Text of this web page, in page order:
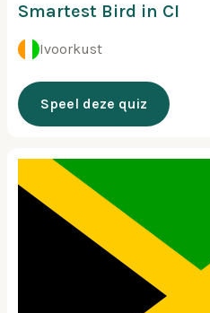
Smartest Bird in CI
Ivoorkust
Speel deze quiz